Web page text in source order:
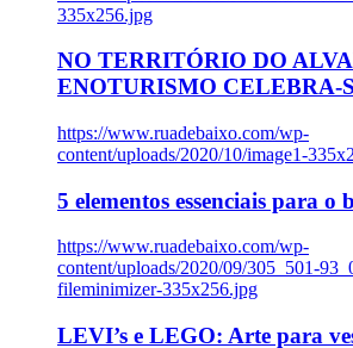
335x256.jpg
NO TERRITÓRIO DO
ENOTURISMO CELEBRA-
https://www.ruadebaixo.com/wp-
content/uploads/2020/10/image1-
5 elementos essenciais para o
https://www.ruadebaixo.com/wp-
content/uploads/2020/09/305_501-
fileminimizer-335x256.jpg
LEVI’s e LEGO: Arte para